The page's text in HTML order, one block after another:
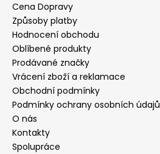
Cena Dopravy
Způsoby platby
Hodnocení obchodu
Oblíbené produkty
Prodávané značky
Vrácení zboží a reklamace
Obchodní podmínky
Podmínky ochrany osobních údajů
O nás
Kontakty
Spolupráce